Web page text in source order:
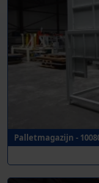
Palletmagazijn -